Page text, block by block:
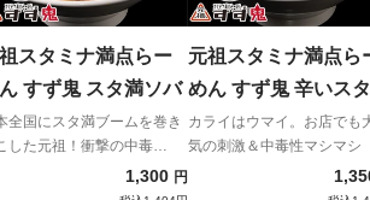
スタミナ満点らー
すず鬼 スタ満ソバ
全国にスタ満ブームを巻き
した元祖！衝撃の中毒
1,300 円
元祖スタミナ満点ら
めん すず鬼 辛いス
ソバ
カライはウマイ。お店でも
気の刺激＆中毒性マシマシ
いスタ満ソバ」が降臨！